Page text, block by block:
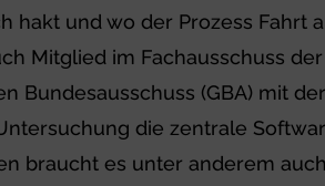
hakt und wo der Prozess Fahrt
Mitglied im Fachausschuss der
Bundesausschuss (GBA) mit
die zentrale
braucht es unter anderem